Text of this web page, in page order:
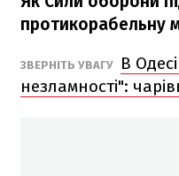
протикорабельну
ЗВЕРНІТЬ УВАГУ
В
незламності":